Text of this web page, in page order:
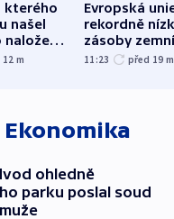
kterého
našel
naložené
média
12 m
Evropská
rekordně
zásoby
plynu
11:23 před 19 m
Ekonomika
ohledně
parku poslal soud